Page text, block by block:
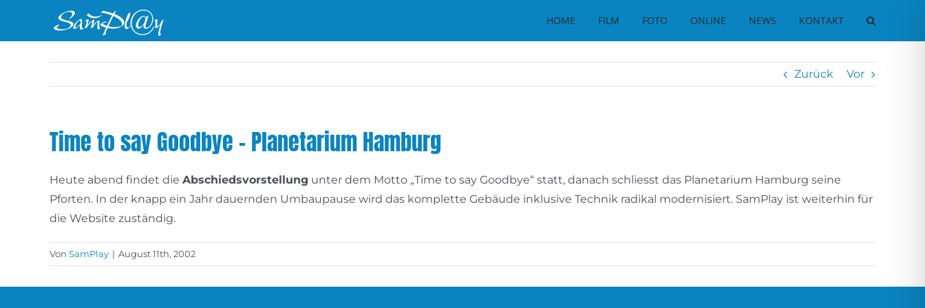
HOME FILM FOTO ONLINE NEWS KONTAKT
Zurück Vor
Time to say Goodbye – Planetarium Hamburg
Heute abend findet die Abschiedsvorstellung unter dem Motto „Time to say Goodbye“ statt, danach schliesst das Planetarium Hamburg seine
Pforten. In der knapp ein Jahr dauernden Umbaupause wird das komplette Gebäude inklusive Technik radikal modernisiert. SamPlay ist weiterhin für
die Website zuständig.
Von SamPlay | August 11th, 2002